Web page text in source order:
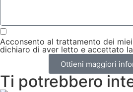
Acconsento al trattamento dei
dichiaro di aver letto e accettato la
Ottieni maggiori
Ti potrebbero